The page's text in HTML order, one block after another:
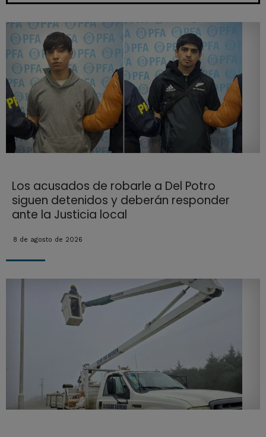
Los acusados de robarle a Del Potro
siguen detenidos y deberán responder
ante la Justicia local
8 de agosto de 2026